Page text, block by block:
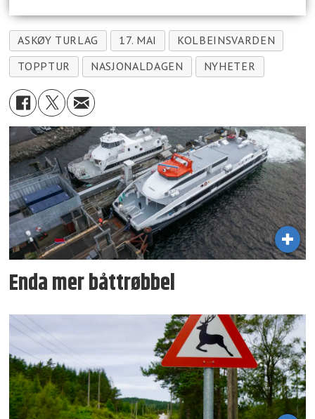
ASKØY TURLAG 17. MAI
KOLBEINSVARDEN
TOPPTUR
NASJONALDAGEN NYHETER
Enda mer båttrøbbel